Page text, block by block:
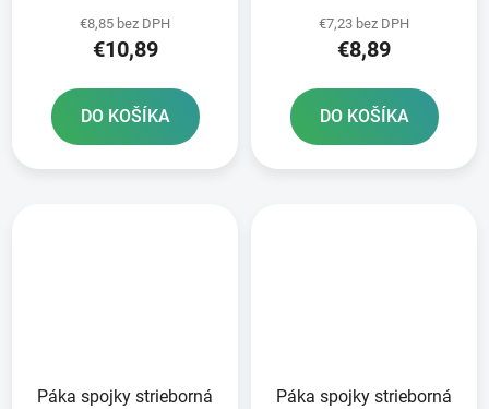
€8,85 bez DPH
€10,89
DO KOŠÍKA
€7,23 bez DPH
€8,89
DO KOŠÍKA
Páka spojky strieborná Páka spojky strieborná